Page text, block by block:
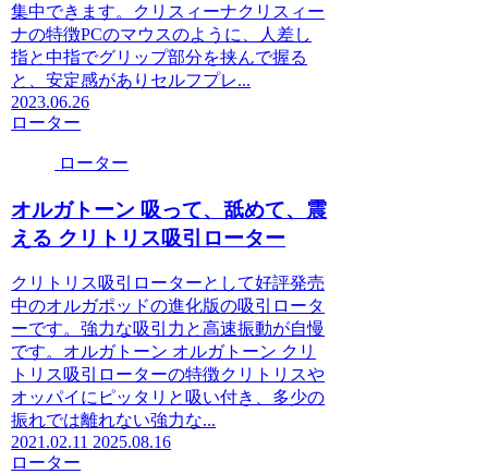
集中できます。クリスィーナクリスィー
ナの特徴PCのマウスのように、人差し
指と中指でグリップ部分を挟んで握る
と、安定感がありセルフプレ...
2023.06.26
ローター
ローター
オルガトーン 吸って、舐めて、震
える クリトリス吸引ローター
クリトリス吸引ローターとして好評発売
中のオルガポッドの進化版の吸引ロータ
ーです。強力な吸引力と高速振動が自慢
です。オルガトーン オルガトーン クリ
トリス吸引ローターの特徴クリトリスや
オッパイにピッタリと吸い付き、多少の
振れでは離れない強力な...
2021.02.11 2025.08.16
ローター